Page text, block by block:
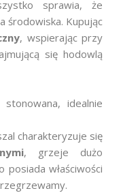
sprawia, że
środowiska. Kupując
, wspierając przy
się hodowlą
idealnie
charakteryzuje się
, grzeje dużo
posiada właściwości